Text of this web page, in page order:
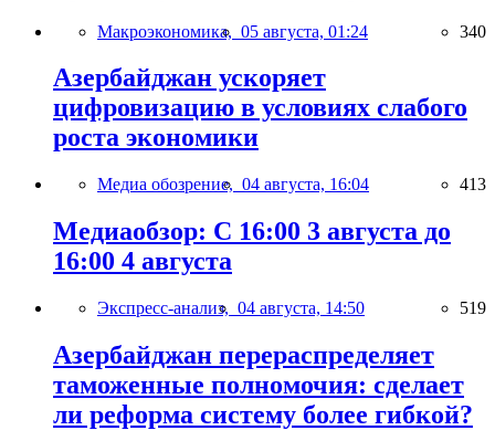
Макроэкономика, 05 августа, 01:24 340
Азербайджан ускоряет
цифровизацию в условиях слабого
роста экономики
Медиа обозрение, 04 августа, 16:04 413
Медиаобзор: С 16:00 3 августа до
16:00 4 августа
Экспресс-анализ, 04 августа, 14:50 519
Азербайджан перераспределяет
таможенные полномочия: сделает
ли реформа систему более гибкой?